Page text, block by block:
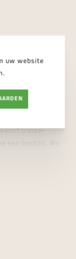
u meer
een bericht. Wij
uw website